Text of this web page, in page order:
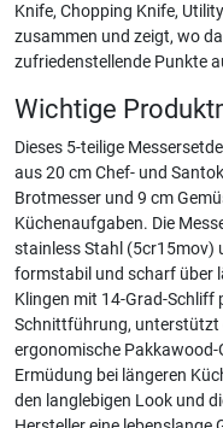
Knife, Chopping Knife,
zusammen und zeigt, wo
zufriedenstellende Punkte
Wichtige
Dieses 5-teilige
aus 20 cm Chef- und
Brotmesser und 9 cm
Küchenaufgaben. Die
stainless Stahl (5cr15mov)
formstabil und scharf über
Klingen mit 14-Grad-Schliff
Schnittführung, unterstützt
ergonomische
Ermüdung bei längeren
den langlebigen Look und